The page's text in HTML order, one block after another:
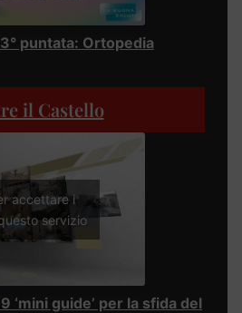
puntata: Ortopedia
il Castello
accettare i
servizio
‘mini guide’ per la sfida del